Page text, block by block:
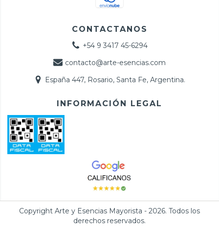
CONTACTANOS
+54 9 3417 45-6294
contacto@arte-esencias.com
España 447, Rosario, Santa Fe, Argentina.
INFORMACIÓN LEGAL
Copyright Arte y Esencias Mayorista - 2026. Todos los
derechos reservados.